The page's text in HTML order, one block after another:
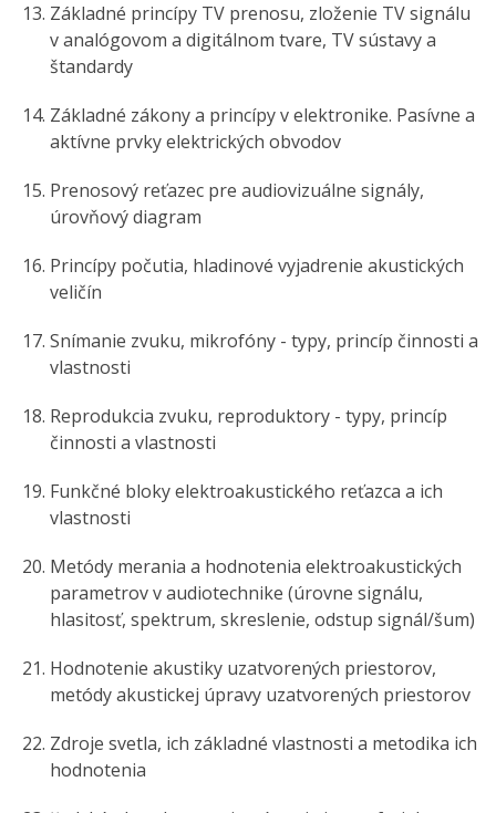
Základné princípy TV prenosu, zloženie TV signálu
v analógovom a digitálnom tvare, TV sústavy a
štandardy
Základné zákony a princípy v elektronike. Pasívne a
aktívne prvky elektrických obvodov
Prenosový reťazec pre audiovizuálne signály,
úrovňový diagram
Princípy počutia, hladinové vyjadrenie akustických
veličín
Snímanie zvuku, mikrofóny - typy, princíp činnosti a
vlastnosti
Reprodukcia zvuku, reproduktory - typy, princíp
činnosti a vlastnosti
Funkčné bloky elektroakustického reťazca a ich
vlastnosti
Metódy merania a hodnotenia elektroakustických
parametrov v audiotechnike (úrovne signálu,
hlasitosť, spektrum, skreslenie, odstup signál/šum)
Hodnotenie akustiky uzatvorených priestorov,
metódy akustickej úpravy uzatvorených priestorov
Zdroje svetla, ich základné vlastnosti a metodika ich
hodnotenia